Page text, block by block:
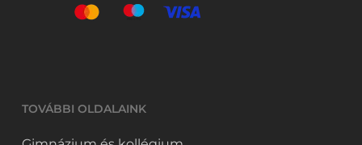
TOVÁBBI OLDALAINK